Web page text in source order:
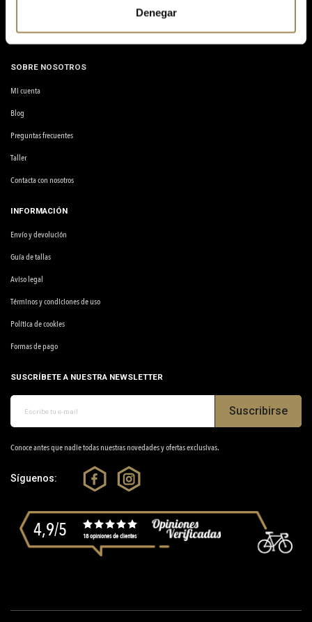
Denegar
info@quinobike.com
SOBRE NOSOTROS
Mi cuenta
Blog
Preguntas frecuentes
Taller
Contacta con nosotros
INFORMACIÓN
Envío y devolución
Guía de tallas
Aviso legal
Términos y condiciones de uso
Política de cookies
Formas de pago
SUSCRÍBETE A NUESTRA NEWSLETTER
Suscribirse
Conoce antes que nadie todas nuestras novedades y ofertas exclusivas.
Síguenos:
4,9/5 18 opiniones de clientes